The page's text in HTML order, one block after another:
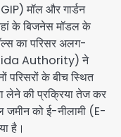
मॉल और गार्डन
के बिजनेस मॉडल के
का परिसर अलग-
Authority) ने
परिसरों के बीच स्थित
लेने की प्रक्रिया तेज कर
जमीन को ई-नीलामी (E-
है।